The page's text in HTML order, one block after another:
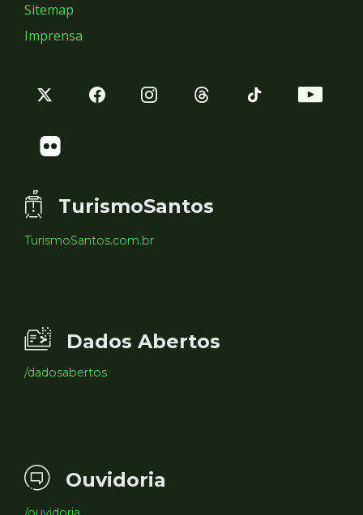
Sitemap
Imprensa
TurismoSantos
TurismoSantos.com.br
Dados Abertos
/dadosabertos
Ouvidoria